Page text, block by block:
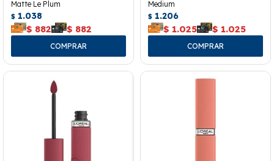
Matte Le Plum
$ 1.038
$ 882 $ 882
Medium
$ 1.206
$ 1.025 $ 1.025